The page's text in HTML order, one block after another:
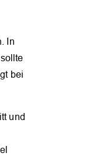
In
bei
und